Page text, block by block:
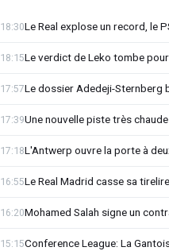
Le Real explose un record, le
18:30
Le verdict de Leko tombe
18:15
Le dossier Adedeji-Sternberg
17:57
Une nouvelle piste très
17:39
L'Antwerp ouvre la porte à
17:18
Le Real Madrid casse sa
16:55
Mohamed Salah signe un
16:20
Conference League: La
15:15